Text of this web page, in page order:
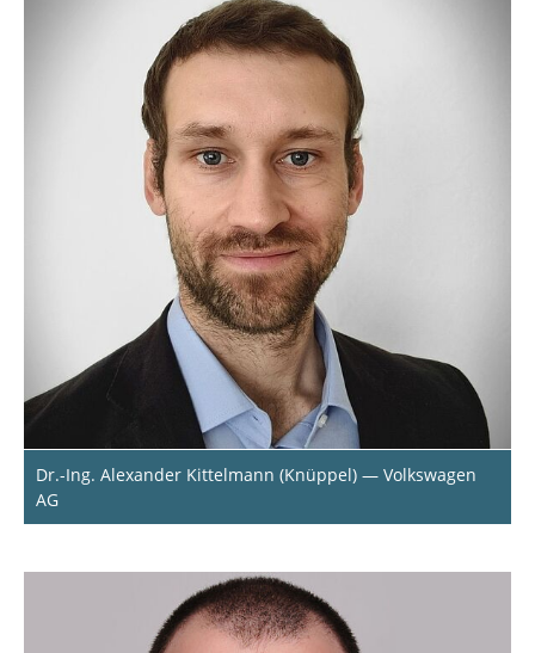
Dr.-Ing. Alexander Kittelmann (Knüppel) — Volkswagen
AG